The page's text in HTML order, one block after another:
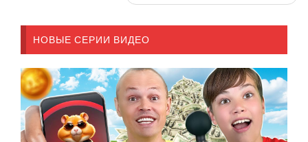
НОВЫЕ СЕРИИ ВИДЕО